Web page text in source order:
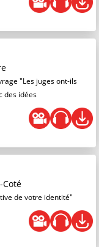
"Les juges ont-ils
des idées
Coté
de votre identité"